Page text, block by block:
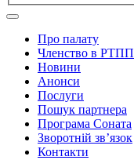
Про палату
Членство в РТПП
Новини
Анонси
Послуги
Пошук партнера
Програма Соната
Зворотній зв’язок
Контакти